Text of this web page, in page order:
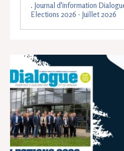
. Journal d'information
Elections 2026 - Juillet 2026